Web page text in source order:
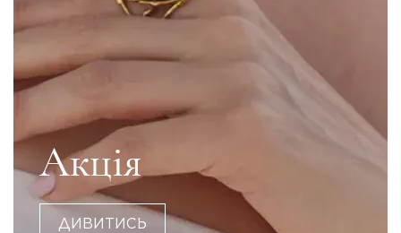
Акція
ДИВИТИСЬ